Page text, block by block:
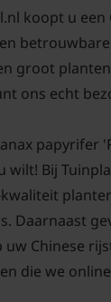
groei
Tetrapanax
In deze
met
aan de
een
koopt u een
groot
ons echt
papyrifer
wilt! Bij
Daarnaast
Chinese
die we